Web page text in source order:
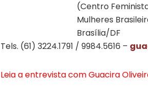
(Centro
Mulheres
Brasília/DF
Tels. (61) 3224.1791 / 9984.5616 –
Leia a entrevista com Guacira